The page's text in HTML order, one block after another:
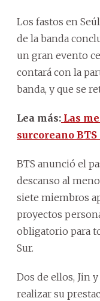
Los fastos en
de la banda
un gran evento
contará con la
banda, y que se
Lea más: Las
surcoreano
BTS anunció el
descanso al
siete miembros
proyectos
obligatorio para
Sur.
Dos de ellos, Jin
realizar su